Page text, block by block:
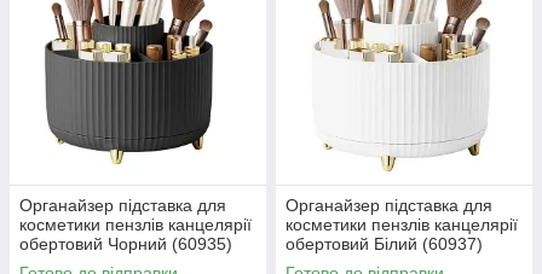
Органайзер підставка для
косметики пензлів канцелярії
обертовий Чорний (60935)
Органайзер підставка для
косметики пензлів канцелярії
обертовий Білий (60937)